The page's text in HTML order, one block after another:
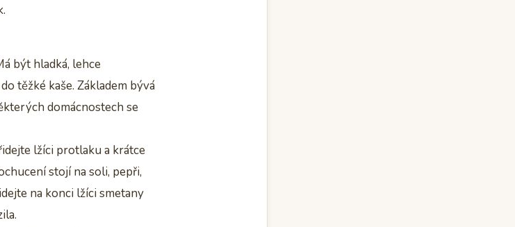
být hladká, lehce
těžké kaše. Základem bývá
domácnostech se
lžíci protlaku a krátce
stojí na soli, pepři,
na konci lžíci smetany